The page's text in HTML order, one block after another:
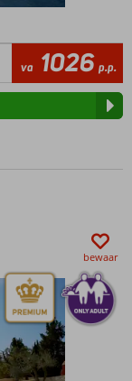
va 1026 p.p.
bewaar